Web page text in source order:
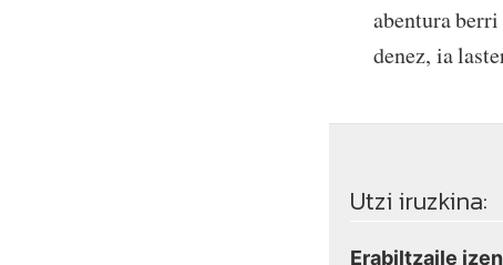
abentura
denez, ia
Utzi iruzkina:
Erabiltzaile